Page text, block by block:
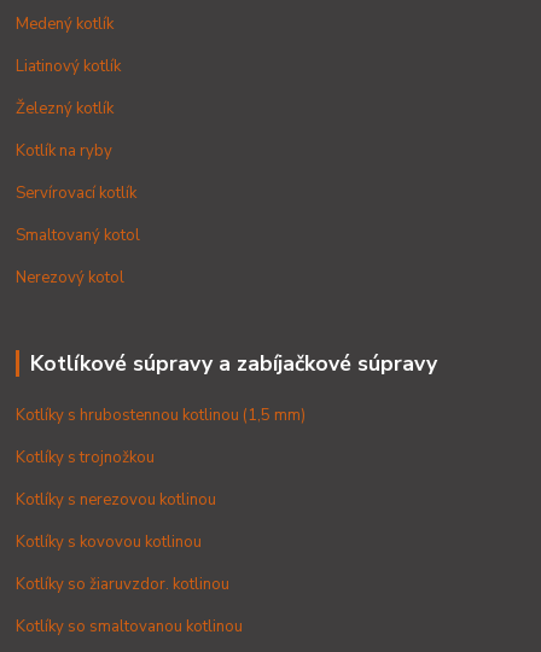
Medený kotlík
Liatinový kotlík
Železný kotlík
Kotlík na ryby
Servírovací kotlík
Smaltovaný kotol
Nerezový kotol
Kotlíkové súpravy a zabíjačkové súpravy
Kotlíky s hrubostennou kotlinou (1,5 mm)
Kotlíky s trojnožkou
Kotlíky s nerezovou kotlinou
Kotlíky s kovovou kotlinou
Kotlíky so žiaruvzdor. kotlinou
Kotlíky so smaltovanou kotlinou